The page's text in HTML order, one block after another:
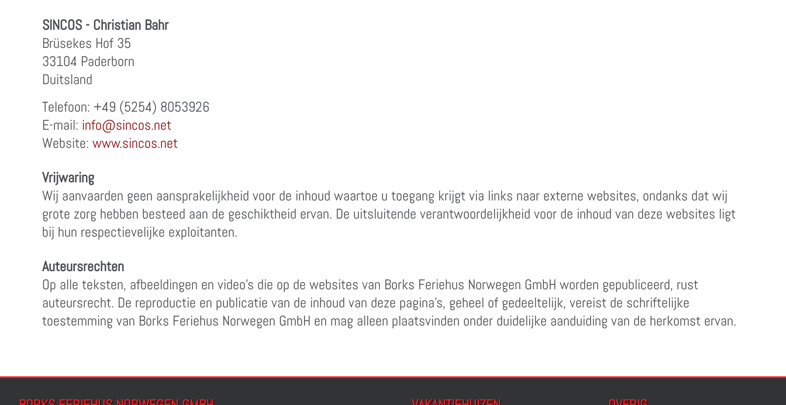
SINCOS - Christian Bahr
Brüsekes Hof 35
33104 Paderborn
Duitsland
Telefoon: +49 (5254) 8053926
E-mail: info@sincos.net
Website: www.sincos.net
Vrijwaring
Wij aanvaarden geen aansprakelijkheid voor de inhoud waartoe u toegang krijgt via links naar externe websites, ondanks dat wij
grote zorg hebben besteed aan de geschiktheid ervan. De uitsluitende verantwoordelijkheid voor de inhoud van deze websites ligt
bij hun respectievelijke exploitanten.
Auteursrechten
Op alle teksten, afbeeldingen en video's die op de websites van Borks Feriehus Norwegen GmbH worden gepubliceerd, rust
auteursrecht. De reproductie en publicatie van de inhoud van deze pagina's, geheel of gedeeltelijk, vereist de schriftelijke
toestemming van Borks Feriehus Norwegen GmbH en mag alleen plaatsvinden onder duidelijke aanduiding van de herkomst ervan.